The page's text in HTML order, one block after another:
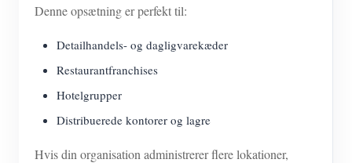
Denne opsætning er perfekt til:
Detailhandels- og dagligvarekæder
Restaurantfranchises
Hotelgrupper
Distribuerede kontorer og lagre
Hvis din organisation administrerer flere lokationer,